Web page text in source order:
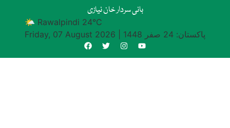
بانی سردار خان نیازی
🌤 Rawalpindi 24°C
Friday, 07 August 2026
پاکستان: 24 صفر 1448